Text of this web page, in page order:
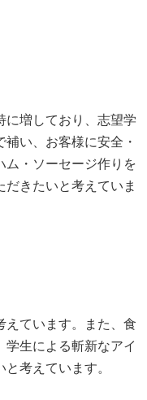
に増しており、志望学
い、お客様に安全・
ム・ソーセージ作りを
きたいと考えていま
えています。また、食
生による斬新なアイ
考えています。